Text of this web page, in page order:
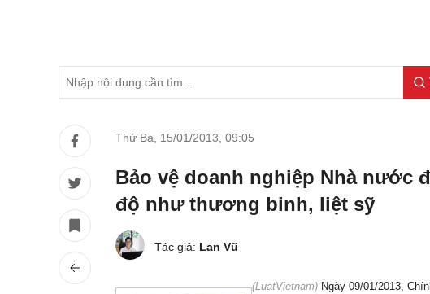
Thứ Ba, 15/01/2013 09:05
Bảo vệ doanh nghiệp Nhà nước
độ như thương binh, liệt sỹ
Tác giả: Lan Vũ
(LuatVietnam) Ngày 09/01/2013,